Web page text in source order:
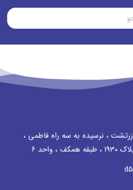
زرتشت ، نرسيده به سه راه فاطمی ،
واحد ٦